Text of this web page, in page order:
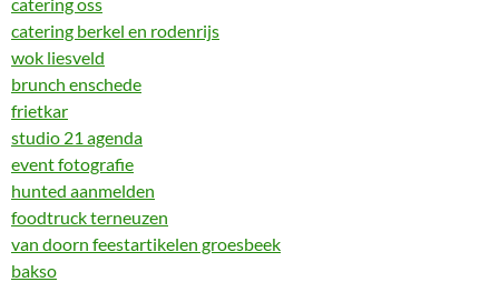
catering berkel en rodenrijs
wok liesveld
brunch enschede
frietkar
studio 21 agenda
event fotografie
hunted aanmelden
foodtruck terneuzen
van doorn feestartikelen groesbeek
bakso